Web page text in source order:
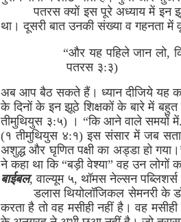
पतरस क्यों इस पूरे अध्याय में इन
था। दूसरी बात उनकी संख्या व गहनता
“और यह पहिले जान लो,
पतरस ३:३)
अब आप बैठ सकते हैं। ध्यान दीजिये यह
के दिनों के इन झूठे शिक्षकों के बारे में
तीमुथियुस ३:५) । “कि आने वाले समयों
(१ तीमुथियुस ४:१) इस संसार में जब
अशुद्ध और घृणित पक्षी का अड्डा हो
ने कहा था कि “बड़ी वेश्या” वह उन लोगों
बाईबल, वाल्यूम ५, थॉमस नेल्सन
डलास थियोलॉजिकल सेमनरी के
करता है तो वह मसीही नहीं है। वह